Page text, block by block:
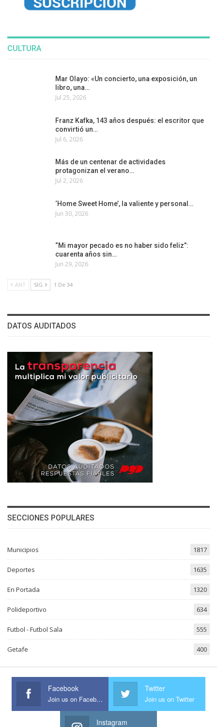
CULTURA
Mar Olayo: «Un concierto, una exposición, un
libro, una…
Jul 25, 2026
Franz Kafka, 143 años después: el escritor que
convirtió un…
Jul 6, 2026
Más de un centenar de actividades
protagonizan el verano…
Jul 2, 2026
‘Home Sweet Home’, la valiente y personal…
Jun 30, 2026
“Mi mayor pecado es no haber sido feliz”:
cuarenta años sin…
Jun 29, 2026
ANT SIG 1 De 34
DATOS AUDITADOS
SECCIONES POPULARES
Municipios 1817
Deportes 1635
En Portada 1320
Polideportivo 634
Futbol - Futbol Sala 555
Getafe 400
Facebook
Join us on Facebook
Twitter
Join us on Twitter
Instagram